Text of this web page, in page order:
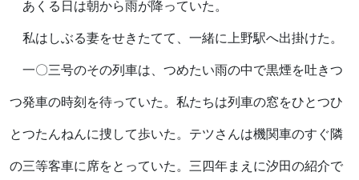
あくる日は朝から雨が降っていた。
私はしぶる妻をせきたてて、一緒に上野駅へ出掛けた。
一〇三号のその列車は、つめたい雨の中で黒煙を吐きつ
つ発車の時刻を待っていた。私たちは列車の窓をひとつひ
とつたんねんに捜して歩いた。テツさんは機関車のすぐ隣
の三等客車に席をとっていた。三四年まえに汐田の紹介で